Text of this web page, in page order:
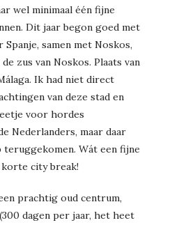
wel minimaal één fijne
Dit jaar begon goed met
samen met Noskos,
zus van Noskos. Plaats van
Ik had niet direct
van deze stad en
voor hordes
Nederlanders, maar daar
teruggekomen. Wát een fijne
city break!
prachtig oud centrum,
dagen per jaar, het heet